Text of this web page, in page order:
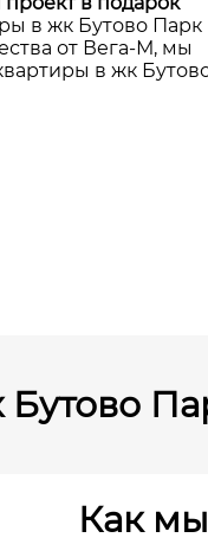
в жк Бутово Парк
от Вега-М, мы
в жк
Как